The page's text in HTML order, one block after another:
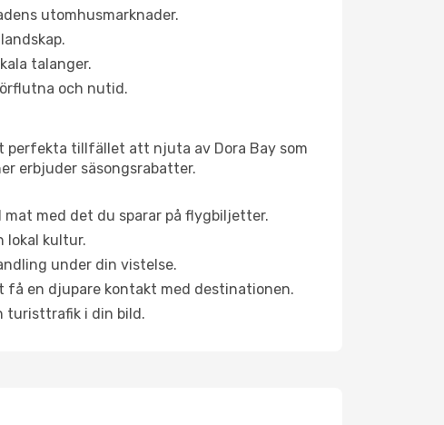
utomhusmarknader.
talanger.
och nutid.
perfekta tillfället att njuta av Dora Bay som
erbjuder säsongsrabatter.
med det du sparar på flygbiljetter.
lokal kultur.
under din vistelse.
en djupare kontakt med destinationen.
turisttrafik i din bild.